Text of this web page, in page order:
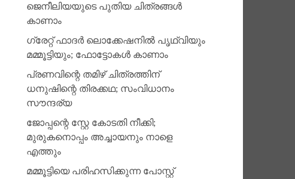
ജെനീലിയയുടെ പുതിയ ചിത്രങ്ങള്‍
കാണാം
ഗ്രേറ്റ് ഫാദര്‍ ലൊക്കേഷനില്‍ പൃഥ്വിയും
മമ്മൂട്ടിയും; ഫോട്ടോകള്‍ കാണാം
പ്രണവിന്റെ തമിഴ് ചിത്രത്തിന്
ധനുഷിന്റെ തിരക്കഥ; സംവിധാനം
സൗന്ദര്യ
ജോപ്പന്റെ സ്റ്റേ കോടതി നീക്കി;
മുരുകനൊപ്പം അച്ചായനും നാളെ
എത്തും
മമ്മൂട്ടിയെ പരിഹസിക്കുന്ന പോസ്റ്റ്